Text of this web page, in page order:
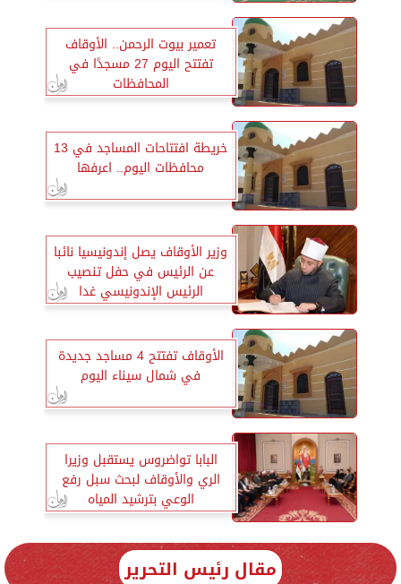
تعمير بيوت الرحمن.. الأوقاف
تفتتح اليوم 27 مسجدًا في
المحافظات
خريطة افتتاحات المساجد في 13
محافظات اليوم.. اعرفها
وزير الأوقاف يصل إندونيسيا نائبا
عن الرئيس في حفل تنصيب
الرئيس الإندونيسي غدا
الأوقاف تفتتح 4 مساجد جديدة
في شمال سيناء اليوم
البابا تواضروس يستقبل وزيرا
الري والأوقاف لبحث سبل رفع
الوعي بترشيد المياه
مقال رئيس التحرير